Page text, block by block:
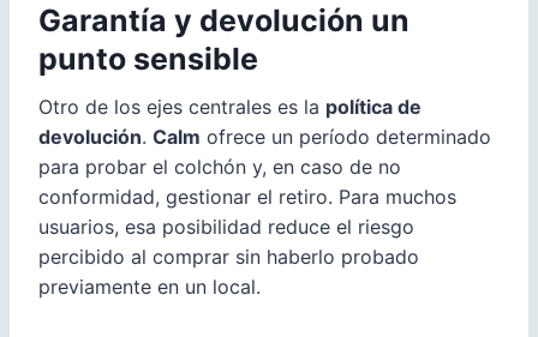
Garantía y devolución un
punto sensible
Otro de los ejes centrales es la política de
devolución. Calm ofrece un período determinado
para probar el colchón y, en caso de no
conformidad, gestionar el retiro. Para muchos
usuarios, esa posibilidad reduce el riesgo
percibido al comprar sin haberlo probado
previamente en un local.